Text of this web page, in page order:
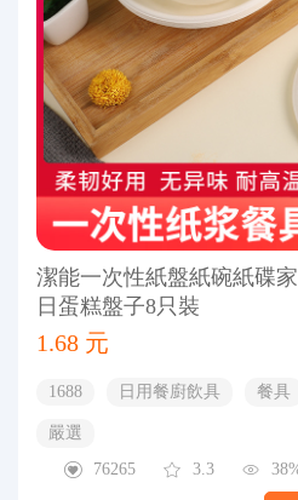
潔能一次性紙盤紙碗紙碟
日蛋糕盤子8只裝
1.68 元
1688 日用餐廚飲具 餐具
嚴選
76265
3.3